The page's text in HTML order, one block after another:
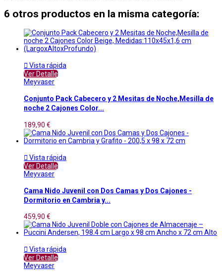
6 otros productos en la misma categoría:
 Vista rápida
Ver Detalle
Meyvaser
Conjunto Pack Cabecero y 2 Mesitas de Noche,Mesilla de
noche 2 Cajones Color...
189,90 €
 Vista rápida
Ver Detalle
Meyvaser
Cama Nido Juvenil con Dos Camas y Dos Cajones -
Dormitorio en Cambria y...
459,90 €
 Vista rápida
Ver Detalle
Meyvaser